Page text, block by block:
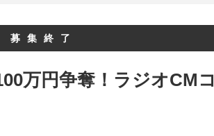
募集終了
万円争奪！ラジオCMコ